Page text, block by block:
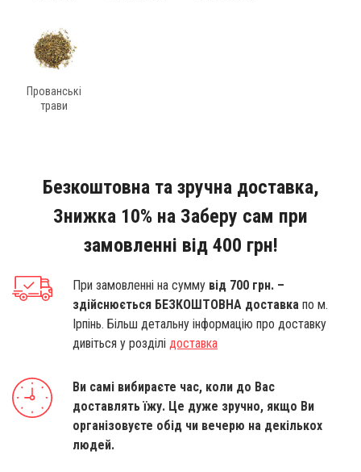
Прованські
трави
Безкоштовна та зручна доставка,
Знижка 10% на Заберу сам при
замовленні від 400 грн!
При замовленні на сумму від 700 грн. –
здійснюється БЕЗКОШТОВНА доставка по м.
Ірпінь. Більш детальну інформацію про доставку
дивіться у розділі доставка
Ви самі вибираєте час, коли до Вас
доставлять їжу. Це дуже зручно, якщо Ви
організовуєте обід чи вечерю на декількох
людей.